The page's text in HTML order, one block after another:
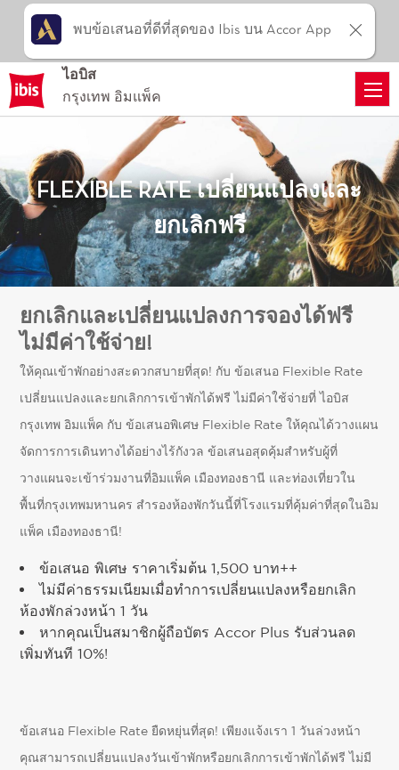
FLEXIBLE RATE เปลี่ยนแปลงและ
ยกเลิกฟรี
ยกเลิกและเปลี่ยนแปลงการจองได้ฟรี
ไม่มีค่าใช้จ่าย!
ให้คุณเข้าพักอย่างสะดวกสบายที่สุด! กับข้อเสนอ Flexible Rate
เปลี่ยนแปลงและยกเลิกการเข้าพักได้ฟรี ไม่มีค่าใช้จ่ายที่ ไอบิส
กรุงเทพ อิมแพ็ค กับ ข้อเสนอพิเศษ Flexible Rate ให้คุณได้วางแผน
จัดการการเดินทางได้อย่างไร้กังวล ข้อเสนอสุดคุ้มสำหรับผู้ที่
วางแผนจะเข้าร่วมงานที่อิมแพ็ค เมืองทองธานี และท่องเที่ยวใน
พื้นที่กรุงเทพมหานคร สำรองห้องพักวันนี้ที่โรงแรมที่คุ้มค่าที่สุดในอิม
แพ็ค เมืองทองธานี!
ข้อเสนอ พิเศษ ราคาเริ่มต้น 1,500 บาท++
ไม่มีค่าธรรมเนียมเมื่อทำการเปลี่ยนแปลงหรือยกเลิก
ห้องพักล่วงหน้า 1 วัน
หากคุณเป็นสมาชิกผู้ถือบัตร Accor Plus รับส่วนลด
เพิ่มทันที 10%!
ข้อเสนอ Flexible Rateยืดหยุ่นที่สุด! เพียงแจ้งเรา 1 วันล่วงหน้า
คุณสามารถเปลี่ยนแปลงวันเข้าพักหรือยกเลิกการเข้าพักได้ฟรี ไม่มี
ไอบิส
กรุงเทพ อิมแพ็ค
พบข้อเสนอที่ดีที่สุดของ Ibis บน Accor App